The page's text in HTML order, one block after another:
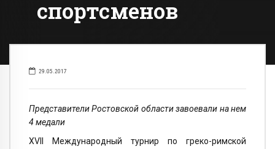
спортсменов
29.05.2017
Представители Ростовской области завоевали на нем
4 медали
XVII Международный турнир по греко-римской